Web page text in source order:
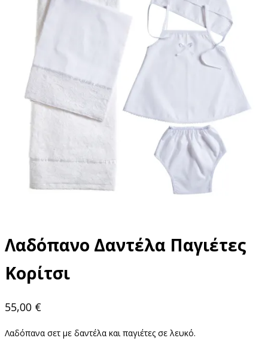
Λαδόπανο Δαντέλα Παγιέτες
Κορίτσι
55,00 €
Λαδόπανα σετ με δαντέλα και παγιέτες σε λευκό.